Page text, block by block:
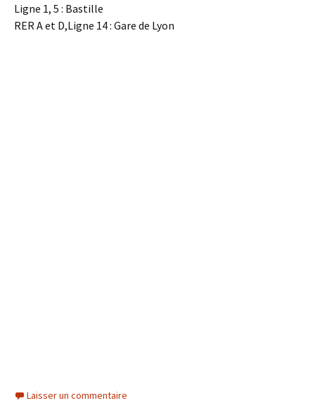
Ligne 1, 5 : Bastille
RER A et D,Ligne 14 : Gare de Lyon
Laisser un commentaire